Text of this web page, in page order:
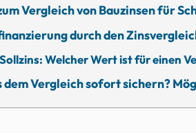
Vergleich von Bauzinsen für
durch den
Welcher Wert ist für einen
dem Vergleich sofort sichern?